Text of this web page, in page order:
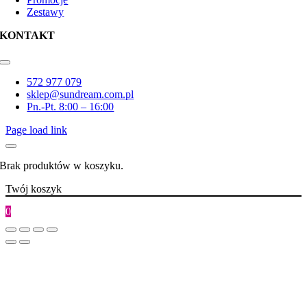
Zestawy
KONTAKT
Toggle
Navigation572 977 079
sklep@sundream.com.pl
Pn.-Pt. 8:00 – 16:00
Page load link
Brak produktów w koszyku.
Twój koszyk
0